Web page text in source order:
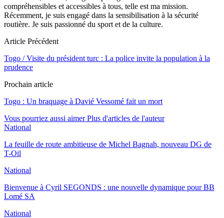
compréhensibles et accessibles à tous, telle est ma mission.
Récemment, je suis engagé dans la sensibilisation à la sécurité
routière. Je suis passionné du sport et de la culture.
Article Précédent
Togo / Visite du président turc : La police invite la population à la
prudence
Prochain article
Togo : Un braquage à Davié Vessomé fait un mort
Vous pourriez aussi aimer Plus d'articles de l'auteur
National
La feuille de route ambitieuse de Michel Bagnah, nouveau DG de
T-Oil
National
Bienvenue à Cyril SEGONDS : une nouvelle dynamique pour BB
Lomé SA
National